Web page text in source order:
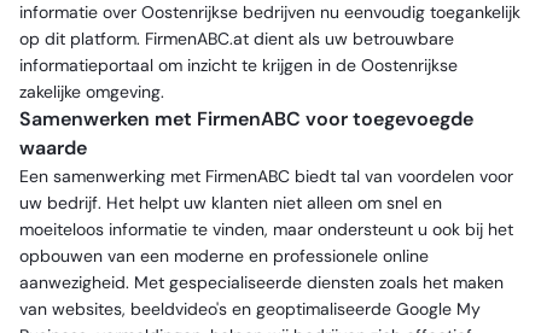
informatie over Oostenrijkse bedrijven nu eenvoudig toegankelijk
op dit platform. FirmenABC.at dient als uw betrouwbare
informatieportaal om inzicht te krijgen in de Oostenrijkse
zakelijke omgeving.
Samenwerken met FirmenABC voor toegevoegde
waarde
Een samenwerking met FirmenABC biedt tal van voordelen voor
uw bedrijf. Het helpt uw klanten niet alleen om snel en
moeiteloos informatie te vinden, maar ondersteunt u ook bij het
opbouwen van een moderne en professionele online
aanwezigheid. Met gespecialiseerde diensten zoals het maken
van websites, beeldvideo's en geoptimaliseerde Google My